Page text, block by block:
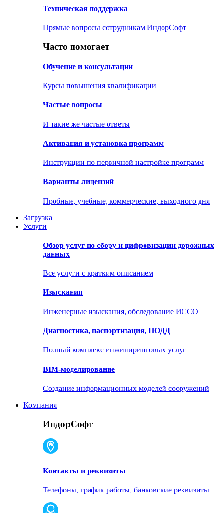
Техническая поддержка
Прямые вопросы сотрудникам ИндорСофт
Часто помогает
Обучение и консультации
Курсы повышения квалификации
Частые вопросы
И такие же частые ответы
Активация и установка программ
Инструкции по первичной настройке программ
Варианты лицензий
Пробные, учебные, коммерческие, выходного дня
Загрузка
Услуги
Обзор услуг по сбору и цифровизации дорожных
данных
Все услуги с кратким описанием
Изыскания
Инженерные изыскания, обследование ИССО
Диагностика, паспортизация, ПОДД
Полный комплекс инжиниринговых услуг
BIM-моделирование
Создание информационных моделей сооружений
Компания
ИндорСофт
Контакты и реквизиты
Телефоны, график работы, банковские реквизиты